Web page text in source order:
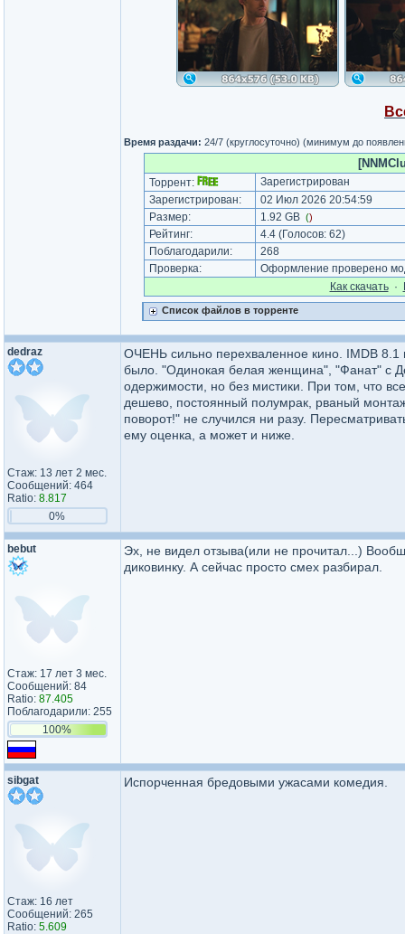
Время раздачи: 24/7 (круглосуточно) (минимум до
Торрент:
Зарегистрирован
Зарегистрирован:
02 Июл 2026 20:54:59
Размер:
1.92 GB ()
Рейтинг: 4.4(Голосов: 62)
Поблагодарили:
268
Проверка:
Оформление проверено
Как cкачать·
Список файлов в торренте
dedraz
Стаж: 13 лет 2 мес.
Сообщений: 464
Ratio: 8.817
0%
ОЧЕНЬ сильно перехваленное кино. IMDB 8.1
было. "Одинокая белая женщина", "Фанат" с
одержимости, но без мистики. При том, что
дешево, постоянный полумрак, рваный
поворот!" не случился ни разу.
ему оценка, а может и ниже.
bebut
Стаж: 17 лет 3 мес.
Сообщений: 84
Ratio: 87.405
Поблагодарили: 255
100%
Эх, не видел отзыва(или не прочитал...)
диковинку. А сейчас просто смех разбирал.
sibgat
Стаж: 16 лет
Сообщений: 265
Ratio: 5.609
Испорченная бредовыми ужасами комедия.